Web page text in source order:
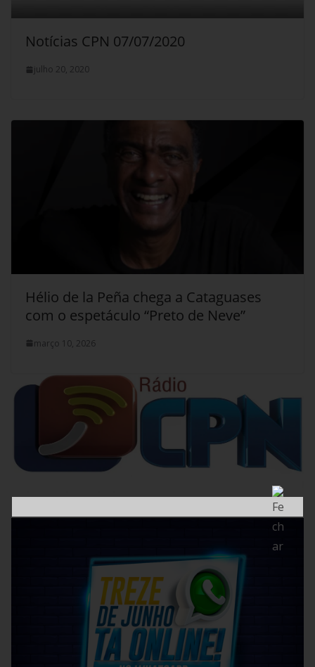
Notícias CPN 07/07/2020
julho 20, 2020
Hélio de la Peña chega a Cataguases
com o espetáculo “Preto de Neve”
março 10, 2026